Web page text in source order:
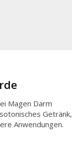
Magen Darm
Getränk,
Anwendungen.